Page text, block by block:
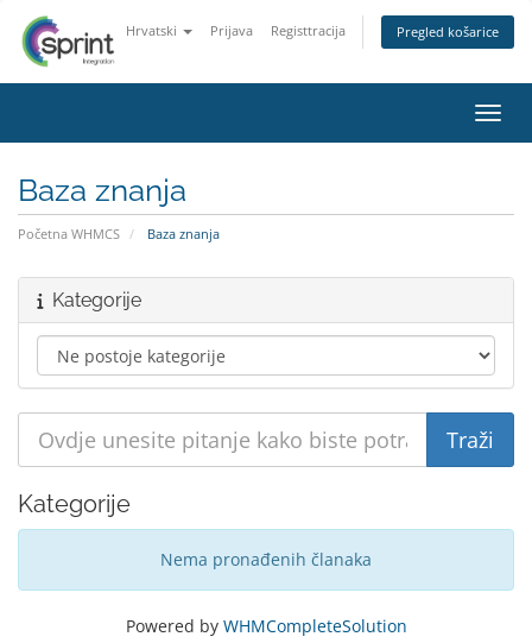
Hrvatski Prijava Registtracija Pregled košarice
Baza znanja
Početna WHMCS Baza znanja
Kategorije
Kategorije
Nema pronađenih članaka
Powered by WHMCompleteSolution